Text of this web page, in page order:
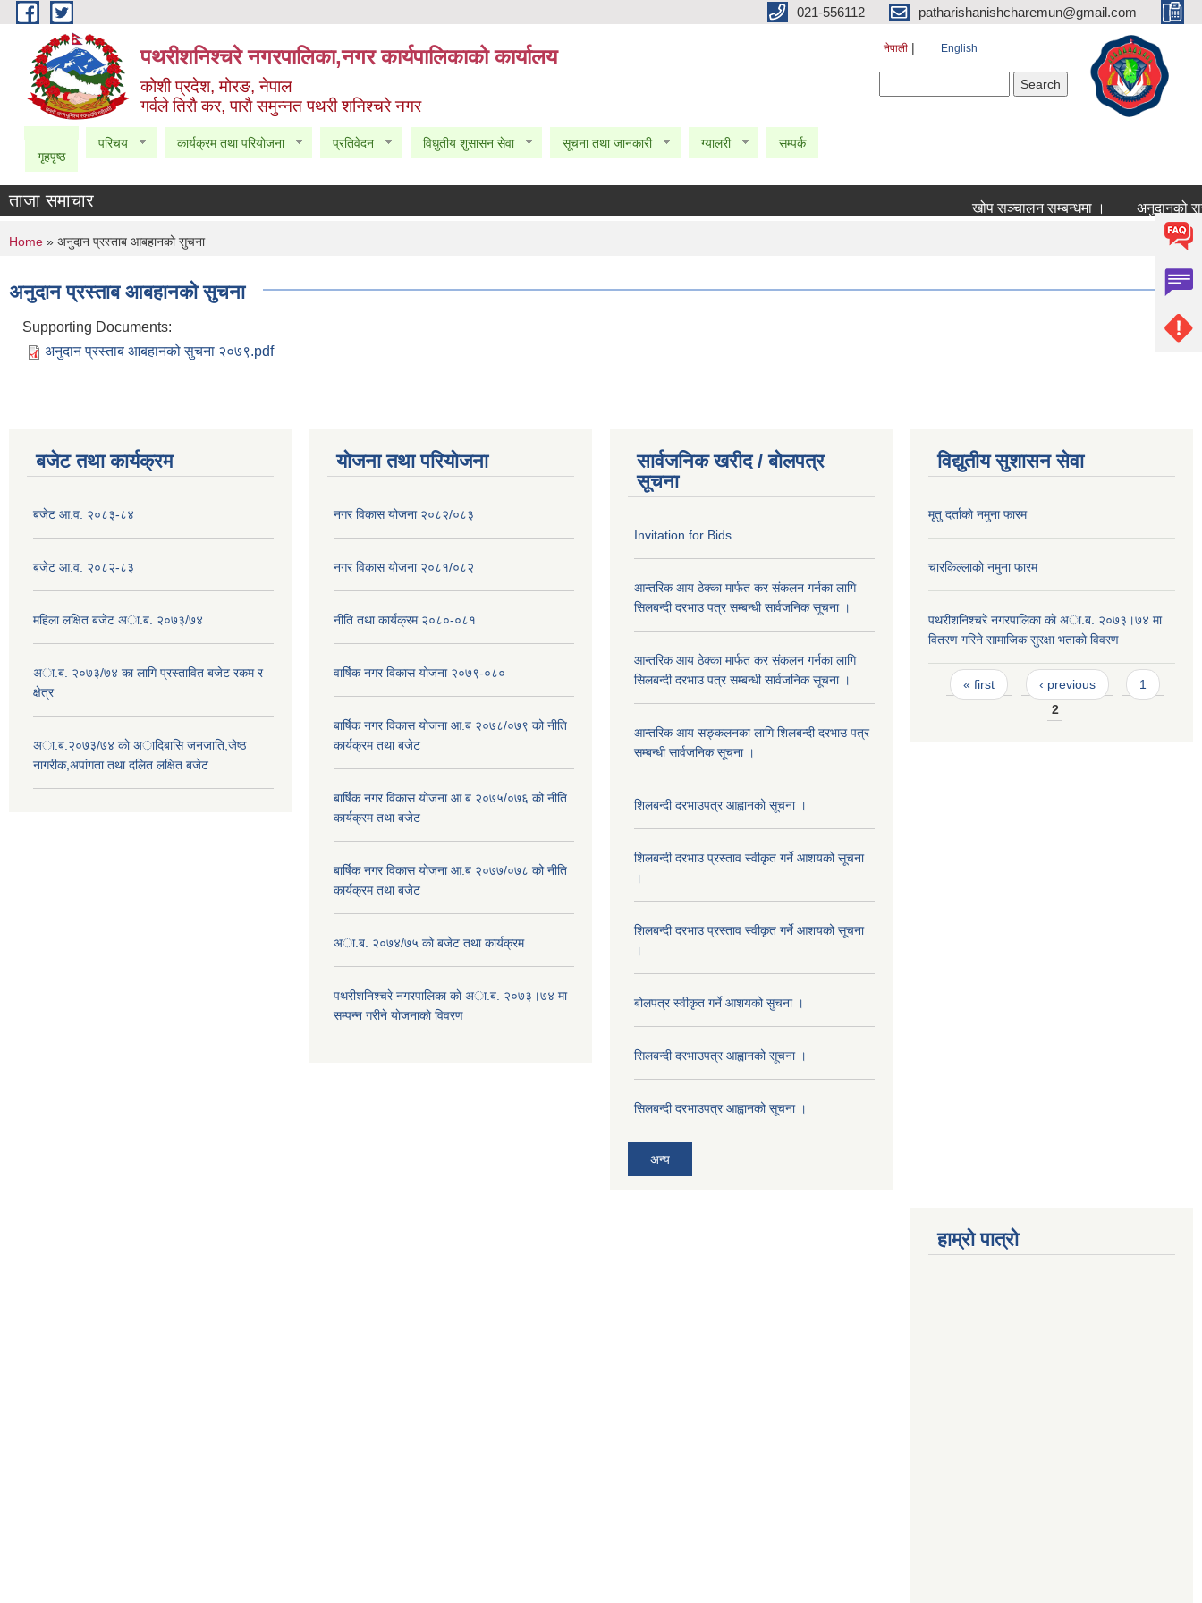
Skip to main content 021-556112 patharishanishcharemun@gmail.com
पथरीशनिश्चरे नगरपालिका,नगर कार्यपालिकाको कार्यालय
कोशी प्रदेश, मोरङ, नेपाल
गर्वले तिराै कर, पाराै समुन्नत पथरी शनिश्चरे नगर
नेपाली English
गृहपृष्ठ
परिचय कार्यक्रम तथा परियोजना प्रतिवेदन विधुतीय शुसासन सेवा सूचना तथा जानकारी ग्यालरी सम्पर्क
ताजा समाचार खोप सञ्चालन सम्बन्धमा । अनुदानको
You are here
Home » अनुदान प्रस्ताब आबहानको सुचना
अनुदान प्रस्ताब आबहानको सुचना
Supporting Documents:
अनुदान प्रस्ताब आबहानको सुचना २०७९.pdf
बजेट तथा कार्यक्रम
बजेट आ.व. २०८३-८४
बजेट आ.व. २०८२-८३
महिला लक्षित बजेट अा.ब. २०७३/७४
अा.ब. २०७३/७४ का लागि प्रस्तावित बजेट रकम र
क्षेत्र
अा.ब.२०७३/७४ काे अादिबासि जनजाति,जेष्ठ
नागरीक,अपांगता तथा दलित लक्षित बजेट
योजना तथा परियोजना
नगर विकास योजना २०८२/०८३
नगर विकास योजना २०८१/०८२
नीति तथा कार्यक्रम २०८०-०८१
वार्षिक नगर विकास योजना २०७९-०८०
बार्षिक नगर विकास योजना आ.ब २०७८/०७९ को नीति
कार्यक्रम तथा बजेट
बार्षिक नगर विकास योजना आ.ब २०७५/०७६ को नीति
कार्यक्रम तथा बजेट
बार्षिक नगर विकास योजना आ.ब २०७७/०७८ को नीति
कार्यक्रम तथा बजेट
अा.ब. २०७४/७५ काे बजेट तथा कार्यक्रम
पथरीशनिश्चरे नगरपालिका काे अा.ब. २०७३।७४ मा
सम्पन्न गरीने याेजनाकाे विवरण
सार्वजनिक खरीद / बोलपत्र
सूचना
Invitation for Bids
आन्तरिक आय ठेक्का मार्फत कर संकलन गर्नका लागि
सिलबन्दी दरभाउ पत्र सम्बन्धी सार्वजनिक सूचना ।
आन्तरिक आय ठेक्का मार्फत कर संकलन गर्नका लागि
सिलबन्दी दरभाउ पत्र सम्बन्धी सार्वजनिक सूचना ।
आन्तरिक आय सङ्कलनका लागि शिलबन्दी दरभाउ पत्र
सम्बन्धी सार्वजनिक सूचना ।
शिलबन्दी दरभाउपत्र आह्वानको सूचना ।
शिलबन्दी दरभाउ प्रस्ताव स्वीकृत गर्ने आशयको सूचना
।
शिलबन्दी दरभाउ प्रस्ताव स्वीकृत गर्ने आशयको सूचना
।
बोलपत्र स्वीकृत गर्ने आशयको सुचना ।
सिलबन्दी दरभाउपत्र आह्वानको सूचना ।
सिलबन्दी दरभाउपत्र आह्वानको सूचना ।
अन्य
विद्युतीय सुशासन सेवा
मृतु दर्ताकाे नमुना फारम
चारकिल्लाकाे नमुना फारम
पथरीशनिश्चरे नगरपालिका काे अा.ब. २०७३।७४ मा
वितरण गरिने सामाजिक सुरक्षा भताकाे विवरण
Pages
« first ‹ previous
1
2
हाम्रो पात्रो